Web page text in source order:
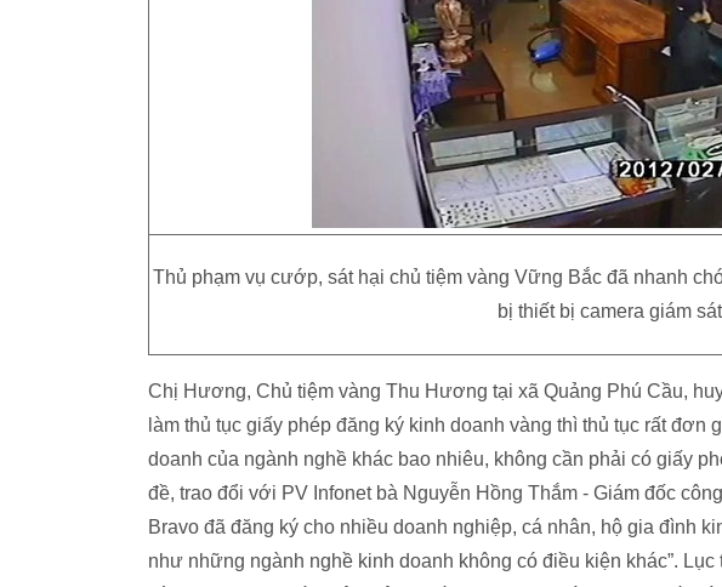
Thủ phạm vụ cướp, sát hại chủ tiệm vàng Vững Bắc đã nhanh
bị thiết bị camera giám sát
Chị Hương, Chủ tiệm vàng Thu Hương tại xã Quảng Phú Cầu,
làm thủ tục giấy phép đăng ký kinh doanh vàng thì thủ tục rất đơn
doanh của ngành nghề khác bao nhiêu, không cần phải có giấy
đề, trao đổi với PV Infonet bà Nguyễn Hồng Thắm - Giám đốc
Bravo đã đăng ký cho nhiều doanh nghiệp, cá nhân, hộ gia đình
như những ngành nghề kinh doanh không có điều kiện khác”.